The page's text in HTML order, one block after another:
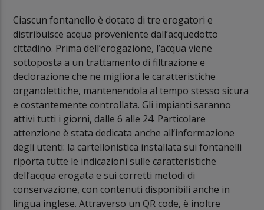
Ciascun fontanello è dotato di tre erogatori e
distribuisce acqua proveniente dall’acquedotto
cittadino. Prima dell’erogazione, l’acqua viene
sottoposta a un trattamento di filtrazione e
declorazione che ne migliora le caratteristiche
organolettiche, mantenendola al tempo stesso sicura
e costantemente controllata. Gli impianti saranno
attivi tutti i giorni, dalle 6 alle 24. Particolare
attenzione è stata dedicata anche all’informazione
degli utenti: la cartellonistica installata sui fontanelli
riporta tutte le indicazioni sulle caratteristiche
dell’acqua erogata e sui corretti metodi di
conservazione, con contenuti disponibili anche in
lingua inglese. Attraverso un QR code, è inoltre